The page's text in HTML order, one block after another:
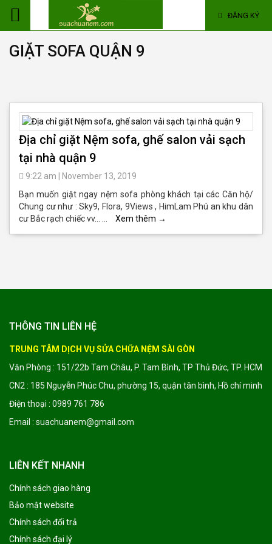
ĐĂNG KÝ
GIẶT SOFA QUẬN 9
Địa chỉ giặt Nệm sofa, ghế salon vải sạch
tại nhà quận 9
9:22 am
November 13, 2019
Bạn muốn giặt ngay nệm sofa phòng khách tại các Căn hộ/
Chung cư như : Sky9, Flora, 9Views , HimLam Phú an khu dân
cư Bắc rạch chiếc vv… …
Xem thêm →
THÔNG TIN LIÊN HỆ
TRUNG TÂM DỊCH VỤ SỬA CHỮA NỆM SÀI GÒN
Văn Phòng : 151/22b Tam Châu, P. Tam Bình, TP Thủ Đức, TP. HCM
CN2 : 185 Nguyễn Phúc Chu, phường 15, quận tân bình, Hồ chí minh
Điện thoại : 0989 761 786
Email : suachuanem@gmail.com
LIÊN KẾT NHANH
Chính sách giao hàng
Bảo mật website
Chính sách đổi trả
Chính sách đại lý